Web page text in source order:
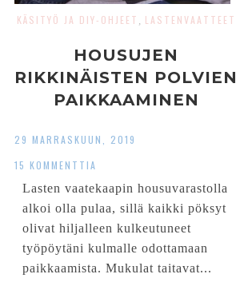
KÄSITYÖ JA DIY-OHJEET LASTENVAATTEET
HOUSUJEN
RIKKINÄISTEN POLVIEN
PAIKKAAMINEN
29 MARRASKUUN, 2019
15 KOMMENTTIA
Lasten vaatekaapin housuvarastolla
alkoi olla pulaa, sillä kaikki pöksyt
olivat hiljalleen kulkeutuneet
työpöytäni kulmalle odottamaan
paikkaamista. Mukulat taitavat...